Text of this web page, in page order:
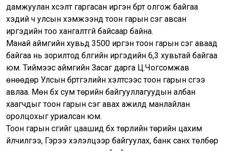
дамжуулан хүсэлт гаргасан иргэн бүрт олгож байгаа
хэдий ч улсын хэмжээнд тоон гарын үсэг авсан
иргэдийн тоо хангалтгүй байсаар байна.
Манай аймгийн хувьд 3500 иргэн тоон гарын үсэг аваад
байгаа нь зорилтод бүлгийн иргэдийн 6,3 хувьтай байгаа
юм. Тиймээс аймгийн Засаг дарга Ц.Чогсомжав
өнөөдөр Улсын бүртгэлийн хэлтсээс тоон гарын үсгээ
авлаа. Мөн бүх сум төрийн байгууллагуудын албан
хаагчдыг тоон гарын үсэг авах ажилд манлайлан
оролцохыг уриалсан юм.
Тоон гарын үсгийг цаашид бүх төрлийн төрийн цахим
үйлчилгээ, Гэрээ хэлэлцээр байгуулах, банк санхүү төлбөр